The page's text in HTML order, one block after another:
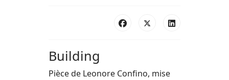
Building
Pièce de Leonore Confino, mise